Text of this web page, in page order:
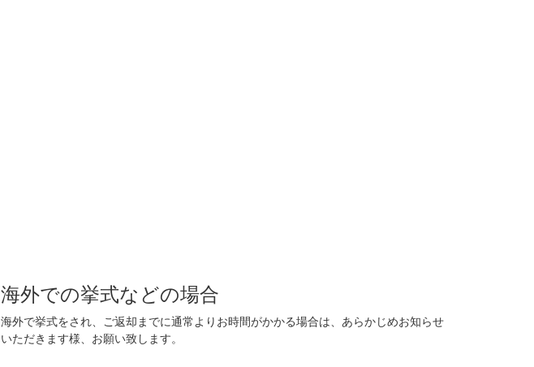
海外での挙式などの場合
海外で挙式をされ、ご返却までに通常よりお時間がかかる場合は、あらかじめお知らせ
いただきます様、お願い致します。